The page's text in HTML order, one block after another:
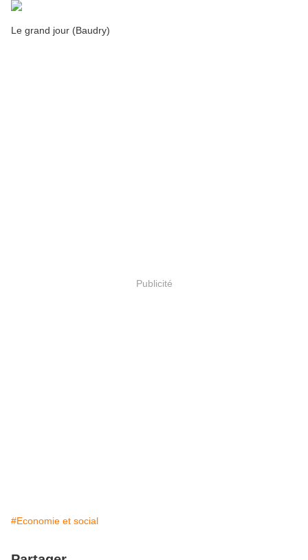
Le grand jour (Baudry)
Publicité
#Economie et social